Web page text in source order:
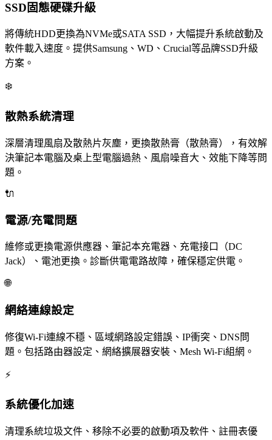
SSD固態硬碟升級
將傳統HDD更換為NVMe或SATA SSD，大幅提升系統啟動及
軟件載入速度。提供Samsung、WD、Crucial等品牌SSD升級
方案。
❄️
散熱系統清理
深層清理風扇及散熱片灰塵，更換散熱膏（散熱膏），有效解
決筆記本電腦及桌上型電腦過熱、風扇噪音大、效能下降等問
題。
🔌
電源/充電問題
維修或更換電源供應器、筆記本充電器、充電接口（DC
Jack）、電池更換。診斷供電電路故障，確保穩定供電。
🌐
網絡連線設定
修復Wi-Fi連線不穩、區域網路設定錯誤、IP衝突、DNS問
題。包括路由器設定、網絡擴展器安裝、Mesh Wi-Fi組網。
⚡
系統優化加速
清理系統垃圾文件、移除不必要的啟動項及軟件、註冊表優